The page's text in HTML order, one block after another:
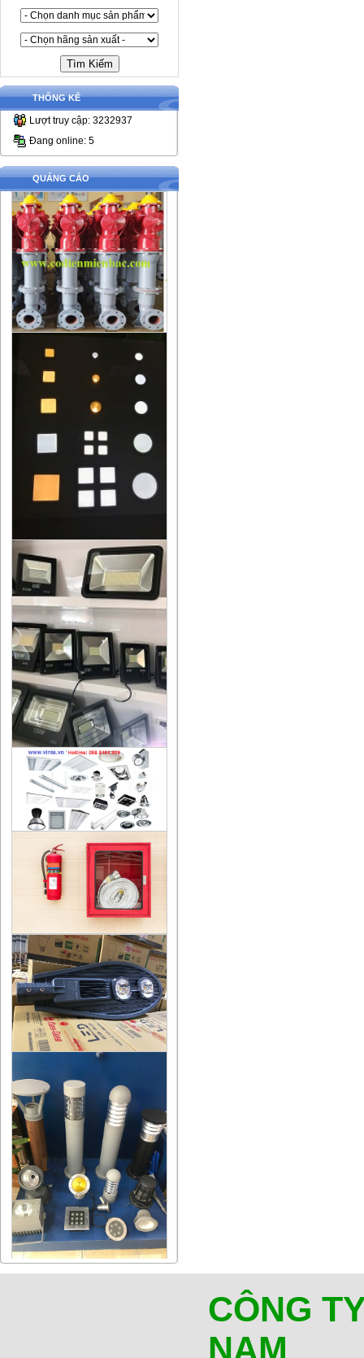
THỐNG KÊ
Lượt truy cập: 3232937
Đang online: 5
QUẢNG CÁO
CÔNG
NAM